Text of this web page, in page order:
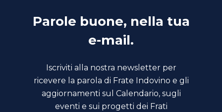
Parole buone, nella tua
e-mail.
Iscriviti alla nostra newsletter per
ricevere la parola di Frate Indovino e gli
aggiornamenti sul Calendario, sugli
eventi e sui progetti dei Frati